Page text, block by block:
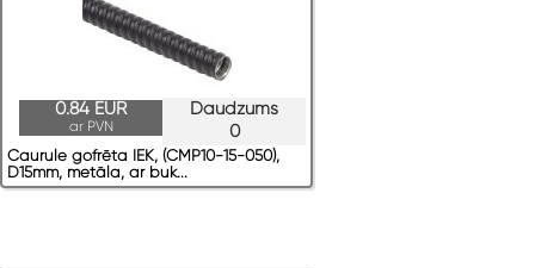
Daudzums
0
0.84 EUR
ar PVN
Caurule gofrēta IEK, (CMP10-15-050),
D15mm, metāla, ar buk...